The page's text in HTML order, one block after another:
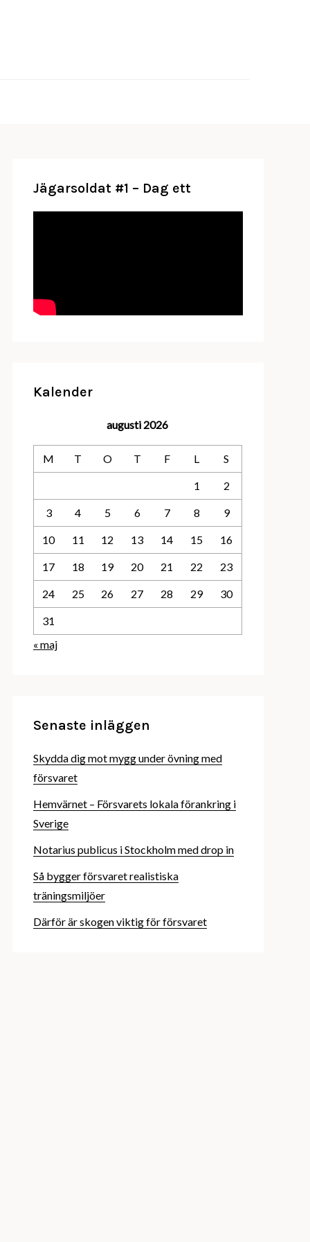
Jägarsoldat #1 – Dag ett
Kalender
augusti 2026
M T O T F L S
1 2
3 4 5 6 7 8 9
10 11 12 13 14 15 16
17 18 19 20 21 22 23
24 25 26 27 28 29 30
31
« maj
Senaste inläggen
Skydda dig mot mygg under övning med
försvaret
Hemvärnet – Försvarets lokala förankring i
Sverige
Notarius publicus i Stockholm med drop in
Så bygger försvaret realistiska
träningsmiljöer
Därför är skogen viktig för försvaret